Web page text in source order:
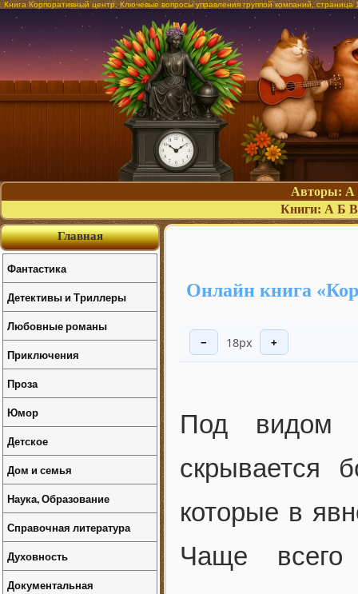
Книга Корпоративный центр. Ключевые вопросы управления группой компаний,
Авторы: А
Книги: А Б В
Онлайн книга
− 18px +
Под видом
скрывается
которые в
Чаще
Главная
Фантастика
Детективы и Триллеры
Любовные романы
Приключения
Проза
Юмор
Детское
Дом и семья
Наука, Образование
Справочная литература
Духовность
Документальная